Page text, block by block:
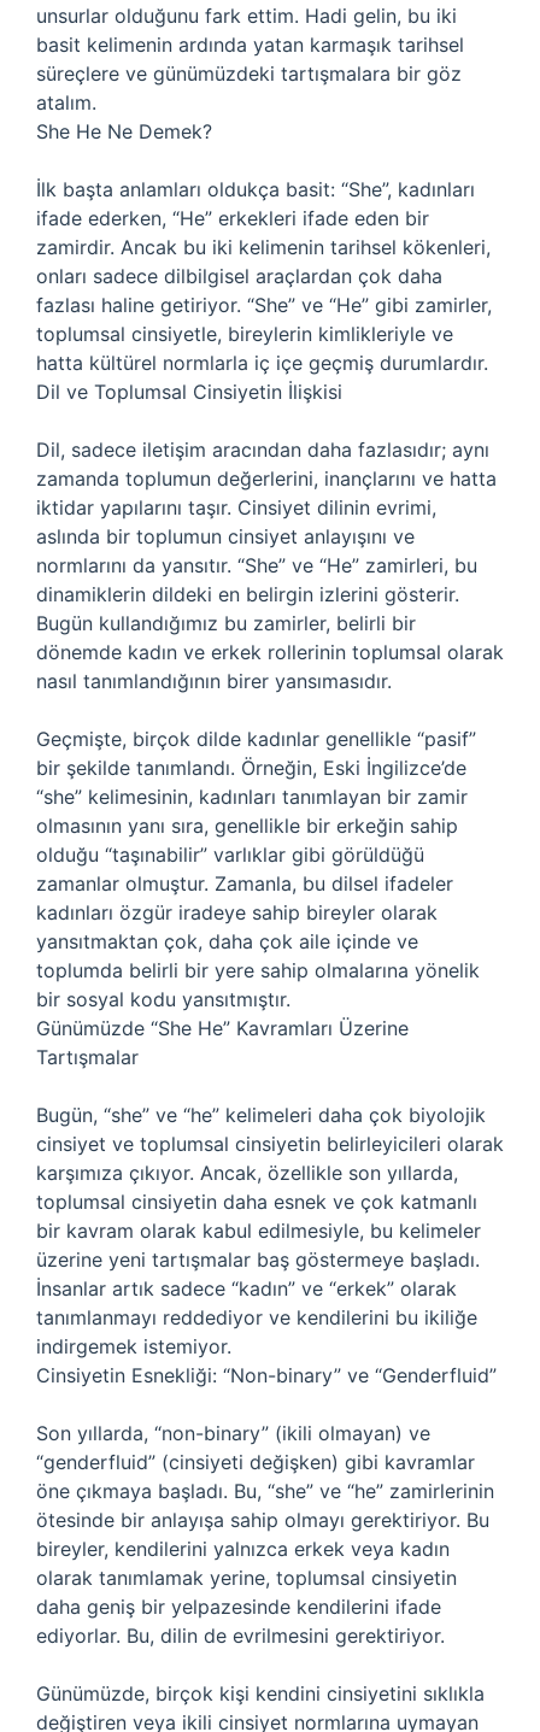
unsurlar olduğunu fark ettim. Hadi gelin, bu iki
basit kelimenin ardında yatan karmaşık tarihsel
süreçlere ve günümüzdeki tartışmalara bir göz
atalım.
She He Ne Demek?
İlk başta anlamları oldukça basit: “She”, kadınları
ifade ederken, “He” erkekleri ifade eden bir
zamirdir. Ancak bu iki kelimenin tarihsel kökenleri,
onları sadece dilbilgisel araçlardan çok daha
fazlası haline getiriyor. “She” ve “He” gibi zamirler,
toplumsal cinsiyetle, bireylerin kimlikleriyle ve
hatta kültürel normlarla iç içe geçmiş durumlardır.
Dil ve Toplumsal Cinsiyetin İlişkisi
Dil, sadece iletişim aracından daha fazlasıdır; aynı
zamanda toplumun değerlerini, inançlarını ve hatta
iktidar yapılarını taşır. Cinsiyet dilinin evrimi,
aslında bir toplumun cinsiyet anlayışını ve
normlarını da yansıtır. “She” ve “He” zamirleri, bu
dinamiklerin dildeki en belirgin izlerini gösterir.
Bugün kullandığımız bu zamirler, belirli bir
dönemde kadın ve erkek rollerinin toplumsal olarak
nasıl tanımlandığının birer yansımasıdır.
Geçmişte, birçok dilde kadınlar genellikle “pasif”
bir şekilde tanımlandı. Örneğin, Eski İngilizce’de
“she” kelimesinin, kadınları tanımlayan bir zamir
olmasının yanı sıra, genellikle bir erkeğin sahip
olduğu “taşınabilir” varlıklar gibi görüldüğü
zamanlar olmuştur. Zamanla, bu dilsel ifadeler
kadınları özgür iradeye sahip bireyler olarak
yansıtmaktan çok, daha çok aile içinde ve
toplumda belirli bir yere sahip olmalarına yönelik
bir sosyal kodu yansıtmıştır.
Günümüzde “She He” Kavramları Üzerine
Tartışmalar
Bugün, “she” ve “he” kelimeleri daha çok biyolojik
cinsiyet ve toplumsal cinsiyetin belirleyicileri olarak
karşımıza çıkıyor. Ancak, özellikle son yıllarda,
toplumsal cinsiyetin daha esnek ve çok katmanlı
bir kavram olarak kabul edilmesiyle, bu kelimeler
üzerine yeni tartışmalar baş göstermeye başladı.
İnsanlar artık sadece “kadın” ve “erkek” olarak
tanımlanmayı reddediyor ve kendilerini bu ikiliğe
indirgemek istemiyor.
Cinsiyetin Esnekliği: “Non-binary” ve “Genderfluid”
Son yıllarda, “non-binary” (ikili olmayan) ve
“genderfluid” (cinsiyeti değişken) gibi kavramlar
öne çıkmaya başladı. Bu, “she” ve “he” zamirlerinin
ötesinde bir anlayışa sahip olmayı gerektiriyor. Bu
bireyler, kendilerini yalnızca erkek veya kadın
olarak tanımlamak yerine, toplumsal cinsiyetin
daha geniş bir yelpazesinde kendilerini ifade
ediyorlar. Bu, dilin de evrilmesini gerektiriyor.
Günümüzde, birçok kişi kendini cinsiyetini sıklıkla
değiştiren veya ikili cinsiyet normlarına uymayan